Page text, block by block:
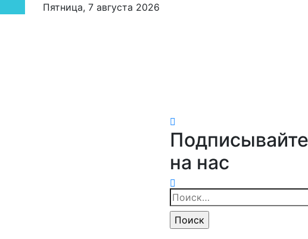
Пятница, 7 августа 2026
на нас
Найти: